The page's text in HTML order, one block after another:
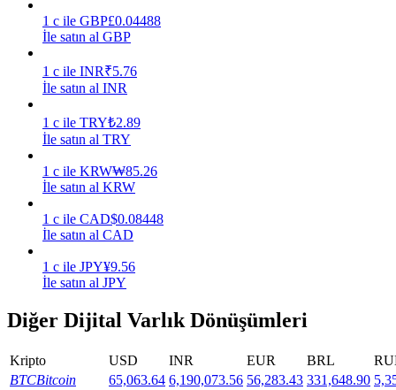
Günlük rekabetçi ödüller kazanın
Yüksek getiri ve anında erişim
1 c ile GBP£0.04488
İle satın al GBP
1 c ile INR₹5.76
İle satın al INR
1 c ile TRY₺2.89
İle satın al TRY
1 c ile KRW₩85.26
İle satın al KRW
1 c ile CAD$0.08448
İle satın al CAD
1 c ile JPY¥9.56
İle satın al JPY
Diğer Dijital Varlık Dönüşümleri
Kripto USD INR EUR BRL
BTCBitcoin 65,063.64 6,190,073.56 56,283.43 331,648.90